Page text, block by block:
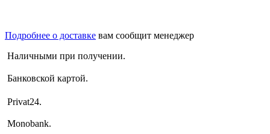
Подробнее о доставке вам сообщит менеджер
Наличными при получении.
Банковской картой.
Privat24.
Monobank.